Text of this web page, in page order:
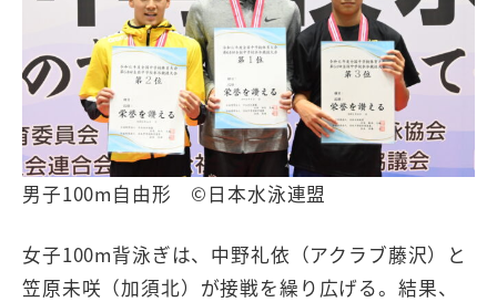
男子100m自由形 ©日本水泳連盟
女子100m背泳ぎは、中野礼依（アクラブ藤沢）と
笠原未咲（加須北）が接戦を繰り広げる。結果、